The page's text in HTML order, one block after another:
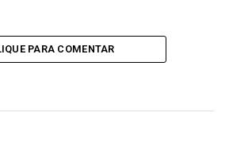
PARA COMENTAR